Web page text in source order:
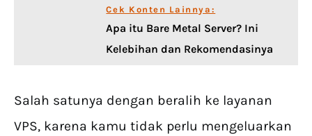
Cek Konten Lainnya:
Apa itu Bare Metal Server? Ini
Kelebihan dan Rekomendasinya
Salah satunya dengan beralih ke layanan
VPS, karena kamu tidak perlu mengeluarkan